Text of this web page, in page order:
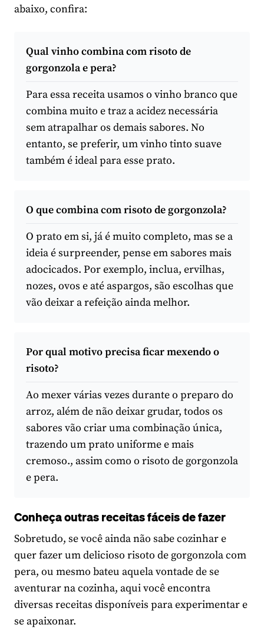
abaixo, confira:
Qual vinho combina com risoto de
gorgonzola e pera?
Para essa receita usamos o vinho branco que
combina muito e traz a acidez necessária
sem atrapalhar os demais sabores. No
entanto, se preferir, um vinho tinto suave
também é ideal para esse prato.
O que combina com risoto de gorgonzola?
O prato em si, já é muito completo, mas se a
ideia é surpreender, pense em sabores mais
adocicados. Por exemplo, inclua, ervilhas,
nozes, ovos e até aspargos, são escolhas que
vão deixar a refeição ainda melhor.
Por qual motivo precisa ficar mexendo o
risoto?
Ao mexer várias vezes durante o preparo do
arroz, além de não deixar grudar, todos os
sabores vão criar uma combinação única,
trazendo um prato uniforme e mais
cremoso., assim como o risoto de gorgonzola
e pera.
Conheça outras receitas fáceis de fazer
Sobretudo, se você ainda não sabe cozinhar e
quer fazer um delicioso risoto de gorgonzola com
pera, ou mesmo bateu aquela vontade de se
aventurar na cozinha, aqui você encontra
diversas receitas disponíveis para experimentar e
se apaixonar.